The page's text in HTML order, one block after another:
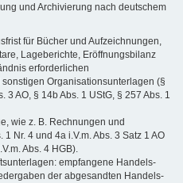
und Archivierung nach deutschem
für Bücher und Aufzeichnungen,
Lageberichte, Eröffnungsbilanz
erforderlichen
Organisationsunterlagen (§
3 AO, § 14b Abs. 1 UStG, § 257 Abs. 1
wie z. B. Rechnungen und
Nr. 4 und 4a i.V.m. Abs. 3 Satz 1 AO
Abs. 4 HGB).
empfangene Handels-
der abgesandten Handels-